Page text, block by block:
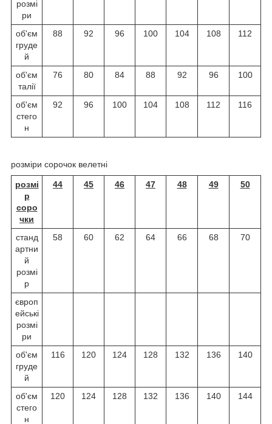
розмі
ри
об'єм
груде
й
88 92 96 100 104 108 112
об'єм
талії
76 80 84 88 92 96 100
об'єм
стего
н
92 96 100 104 108 112 116
розміри сорочок велетні
розмі
р
соро
чки
44 45 46 47 48 49 50
станд
артни
й
розмі
р
58 60 62 64 66 68 70
європ
ейські
розмі
ри
об'єм
груде
й
116 120 124 128 132 136 140
об'єм
стего
н
120 124 128 132 136 140 144